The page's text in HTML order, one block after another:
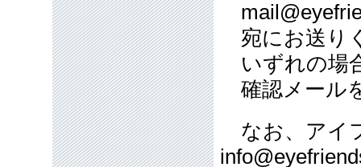
宛にお送り
いずれの場
確認メール
なお、アイ